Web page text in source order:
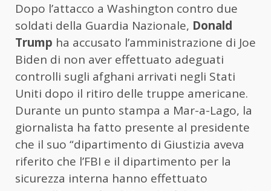
Dopo l’attacco a Washington contro due
soldati della Guardia Nazionale, Donald
Trump ha accusato l’amministrazione di Joe
Biden di non aver effettuato adeguati
controlli sugli afghani arrivati negli Stati
Uniti dopo il ritiro delle truppe americane.
Durante un punto stampa a Mar-a-Lago, la
giornalista ha fatto presente al presidente
che il suo “dipartimento di Giustizia aveva
riferito che l’FBI e il dipartimento per la
sicurezza interna hanno effettuato